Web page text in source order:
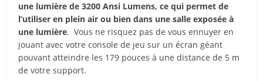
une lumière de 3200 Ansi Lumens, ce qui permet de
l’utiliser en plein air ou bien dans une salle exposée à
une lumière. Vous ne risquez pas de vous ennuyer en
jouant avec votre console de jeu sur un écran géant
pouvant atteindre les 179 pouces à une distance de 5 m
de votre support.